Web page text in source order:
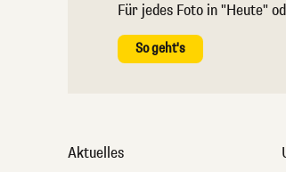
Für jedes Foto in "Heute"
So geht's
Aktuelles